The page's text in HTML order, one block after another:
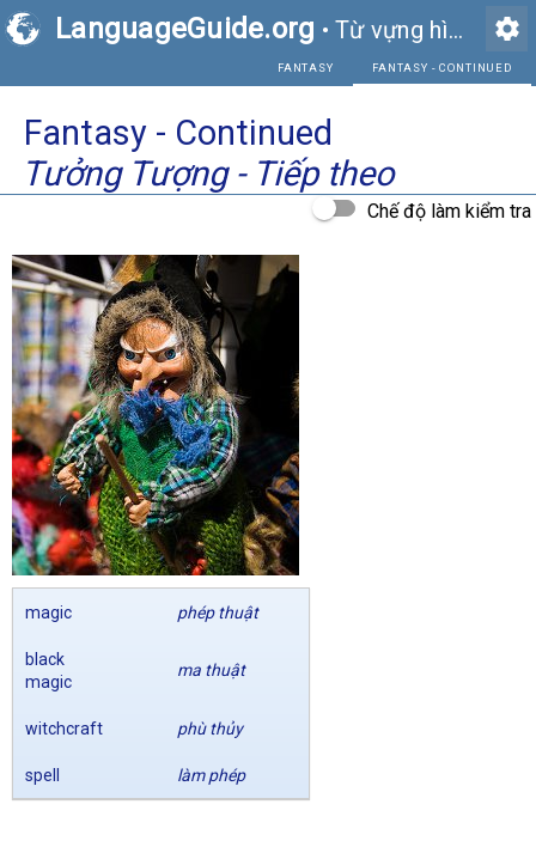
LanguageGuide.org • Từ vựng hình ảnh tiếng Anh settings
Fantasy - Continued
Tưởng Tượng - Tiếp theo
Chế độ làm kiểm tra
magic phép thuật
black
magic
ma thuật
witchcraft phù thủy
spell làm phép